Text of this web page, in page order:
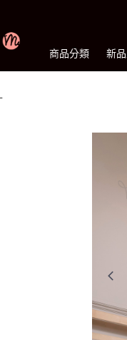
商品分類 新